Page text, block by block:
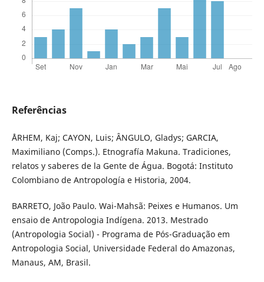
Referências
ÅRHEM, Kaj; CAYON, Luis; ÂNGULO, Gladys; GARCIA,
Maximiliano (Comps.). Etnografía Makuna. Tradiciones,
relatos y saberes de la Gente de Água. Bogotá: Instituto
Colombiano de Antropología e Historia, 2004.
BARRETO, João Paulo. Wai-Mahsã: Peixes e Humanos. Um
ensaio de Antropologia Indígena. 2013. Mestrado
(Antropologia Social) - Programa de Pós-Graduação em
Antropologia Social, Universidade Federal do Amazonas,
Manaus, AM, Brasil.